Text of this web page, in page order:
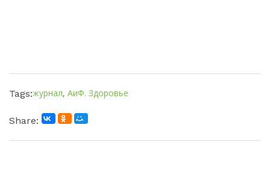
Tags:журнал, АиФ. Здоровье
Share: